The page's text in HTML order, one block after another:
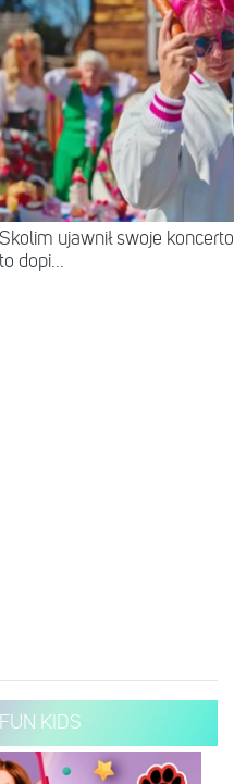
Skolim ujawnił swoje
to dopi...
KIDS